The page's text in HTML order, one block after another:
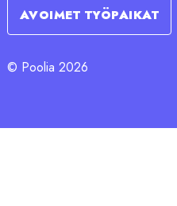
AVOIMET TYÖPAIKAT
© Poolia 2026